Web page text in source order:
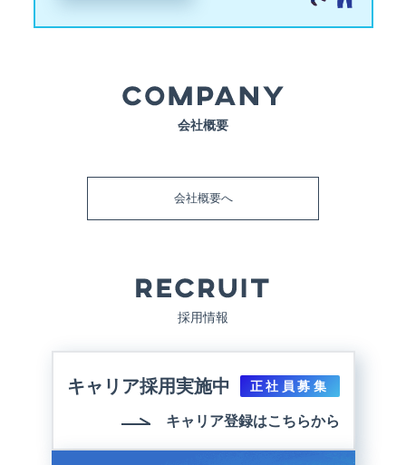
会社概要
会社概要へ
採用情報
キャリア採用実施中 正社員募集
キャリア登録はこちらから